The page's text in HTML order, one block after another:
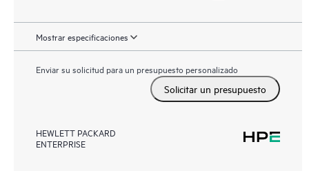
Mostrar especificaciones
Enviar su solicitud para un presupuesto personalizado
Solicitar un presupuesto
HEWLETT PACKARD
ENTERPRISE